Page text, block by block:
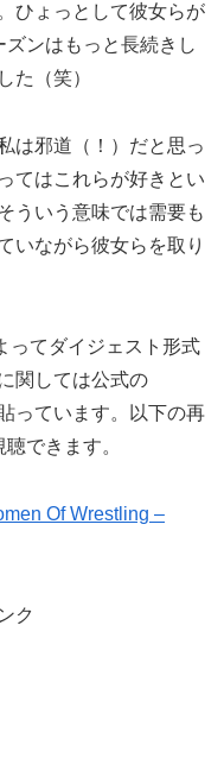
ひょっとして彼女らが
ンはもっと長続きし
た（笑）
は邪道（！）だと思っ
てはこれらが好きとい
ういう意味では需要も
いながら彼女らを取り
ってダイジェスト形式
関しては公式の
っています。以下の再
できます。
Of Wrestling –
ク